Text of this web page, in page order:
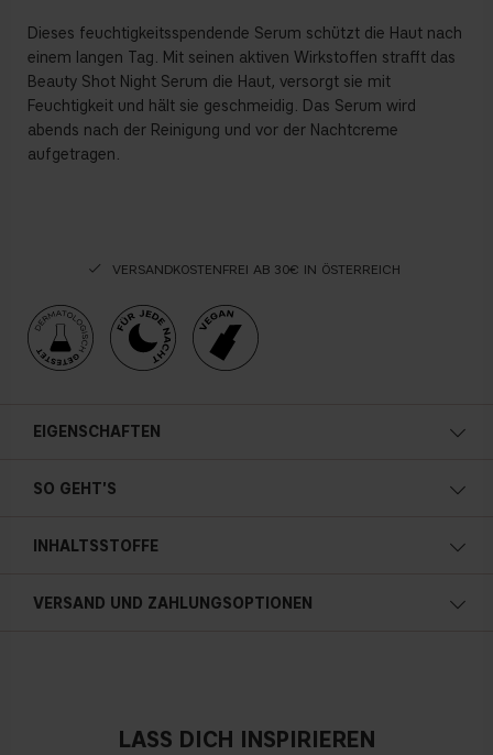
Dieses feuchtigkeitsspendende Serum schützt die Haut nach
einem langen Tag. Mit seinen aktiven Wirkstoffen strafft das
Beauty Shot Night Serum die Haut, versorgt sie mit
Feuchtigkeit und hält sie geschmeidig. Das Serum wird
abends nach der Reinigung und vor der Nachtcreme
aufgetragen.
VERSANDKOSTENFREI AB 30€ IN ÖSTERREICH
EIGENSCHAFTEN
Beruhigt
Schenkt Geschmeidigkeit
SO GEHT'S
INHALTSSTOFFE
VERSAND UND ZAHLUNGSOPTIONEN
LASS DICH INSPIRIEREN